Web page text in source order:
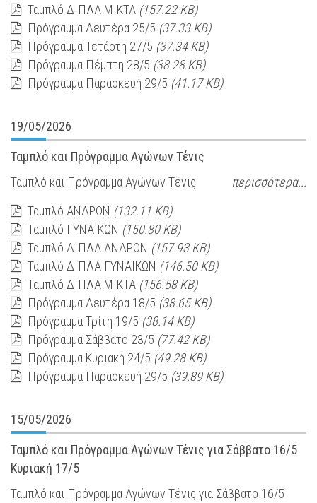
Ταμπλό ΔΙΠΛΑ ΜΙΚΤΑ (157.22 KB)
Πρόγραμμα Δευτέρα 25/5 (37.33 KB)
Πρόγραμμα Τετάρτη 27/5 (37.34 KB)
Πρόγραμμα Πέμπτη 28/5 (38.28 KB)
Πρόγραμμα Παρασκευή 29/5 (41.17 KB)
19/05/2026
Ταμπλό και Πρόγραμμα Αγώνων Τένις
Ταμπλό και Πρόγραμμα Αγώνων Τένις
περισσότερα...
Ταμπλό ΑΝΔΡΩΝ (132.11 KB)
Ταμπλό ΓΥΝΑΙΚΩΝ (150.80 KB)
Ταμπλό ΔΙΠΛΑ ΑΝΔΡΩΝ (157.93 KB)
Ταμπλό ΔΙΠΛΑ ΓΥΝΑΙΚΩΝ (146.50 KB)
Ταμπλό ΔΙΠΛΑ ΜΙΚΤΑ (156.58 KB)
Πρόγραμμα Δευτέρα 18/5 (38.65 KB)
Πρόγραμμα Τρίτη 19/5 (38.14 KB)
Πρόγραμμα Σάββατο 23/5 (77.42 KB)
Πρόγραμμα Κυριακή 24/5 (49.28 KB)
Πρόγραμμα Παρασκευή 29/5 (39.89 KB)
15/05/2026
Ταμπλό και Πρόγραμμα Αγώνων Τένις για Σάββατο 16/5
Κυριακή 17/5
Ταμπλό και Πρόγραμμα Αγώνων Τένις για Σάββατο 16/5